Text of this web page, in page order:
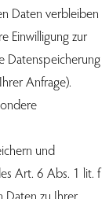
Daten verbleiben
Einwilligung zur
Datenspeicherung
Anfrage).
und
Art. 6 Abs. 1 lit. f